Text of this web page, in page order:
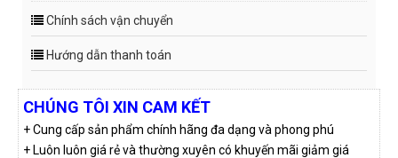
Chính sách vận chuyển
Hướng dẫn thanh toán
CHÚNG TÔI XIN CAM KẾT
+ Cung cấp sản phẩm chính hãng đa dạng và phong phú
+ Luôn luôn giá rẻ và thường xuyên có khuyến mãi giảm giá